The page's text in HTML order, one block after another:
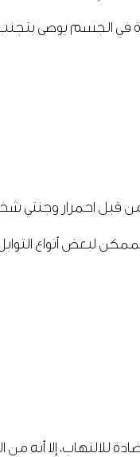
في الجسم يوصى
من قبل احمرار وجنتي
لبعض أنواع
إلا أنه من